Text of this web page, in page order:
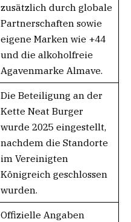
zusätzlich durch globale
Partnerschaften sowie
eigene Marken wie +44
und die alkoholfreie
Agavenmarke Almave.
Die Beteiligung an der
Kette Neat Burger
wurde 2025 eingestellt,
nachdem die Standorte
im Vereinigten
Königreich geschlossen
wurden.
Offizielle Angaben